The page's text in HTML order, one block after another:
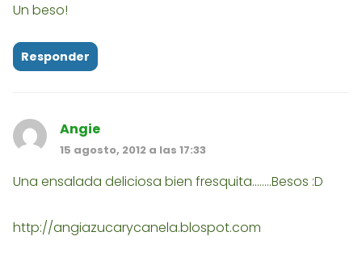
Un beso!
Responder
Angie
15 agosto, 2012 a las 17:33
Una ensalada deliciosa bien fresquita........Besos :D
http://angiazucarycanela.blospot.com